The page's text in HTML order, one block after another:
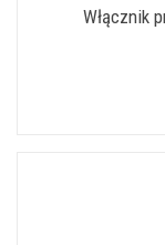
Włącznik